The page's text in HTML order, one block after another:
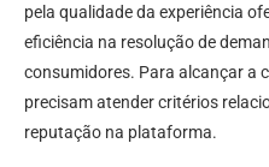
pela qualidade da experiência
eficiência na resolução de
consumidores. Para alcançar a
precisam atender critérios
reputação na plataforma.